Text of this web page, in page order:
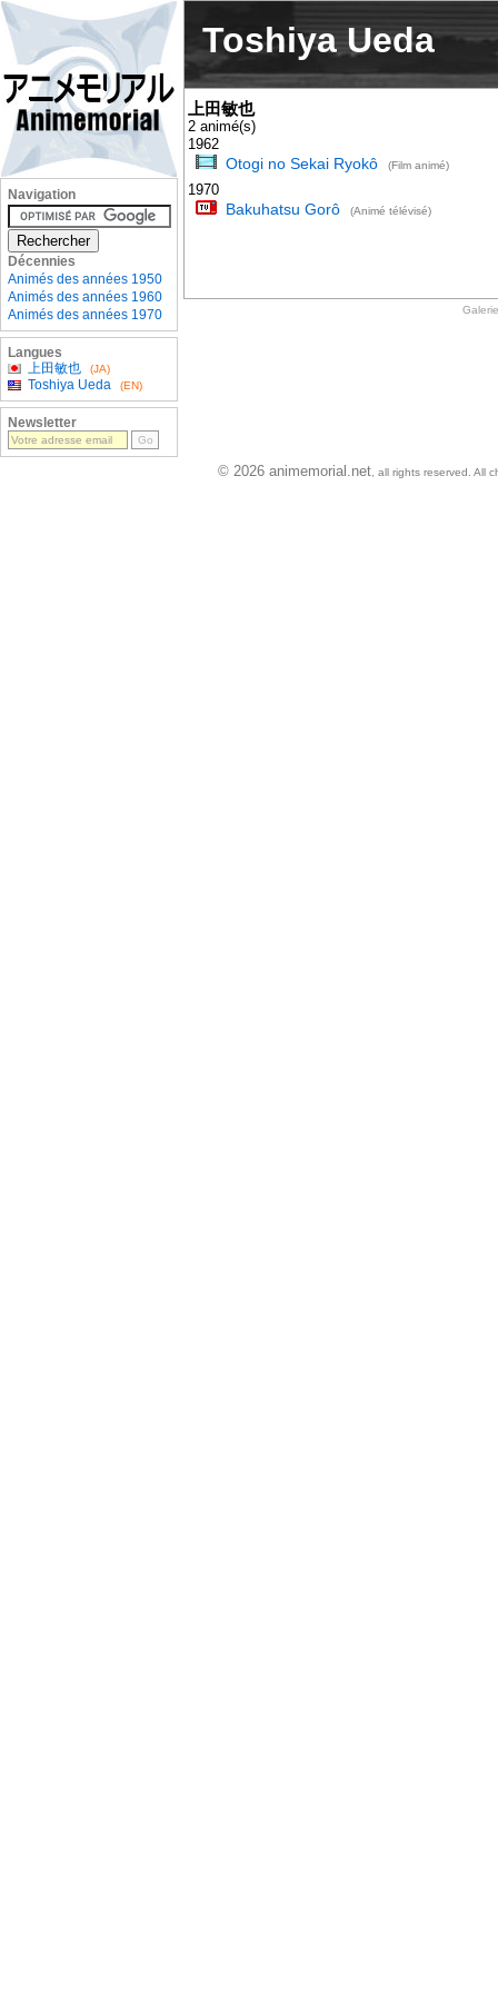
Toshiya Ueda
上田敏也
2 animé(s)
1962
Otogi no Sekai Ryokô (Film animé)
1970
Bakuhatsu Gorô (Animé télévisé)
Galerie
Navigation
Décennies
Animés des années 1950
Animés des années 1960
Animés des années 1970
Langues
上田敏也
(JA)
Toshiya Ueda (EN)
Newsletter
© 2026 animemorial.net , all rights reserved. All